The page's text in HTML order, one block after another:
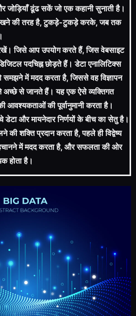
ढूंढ सकें जो एक कहानी सुनाती है।
की तरह है, टुकड़े-टुकड़े करके, जब तक
जिसे आप उपयोग करते हैं, जिस वेबसाइट
पदचिह्न छोड़ते हैं। डेटा एनालिटिक्स
में मदद करता है, जिससे वह विज्ञापन
अच्छे से जानते हैं। यह एक ऐसे व्यक्तिगत
आवश्यकताओं की पूर्वानुमानी करता है।
डेटा और मायनेदार निर्णयों के बीच का सेतु है।
की शक्ति प्रदान करता है, पहले ही विद्वेष्य
में मदद करता है, और सफलता की ओर
होता है।